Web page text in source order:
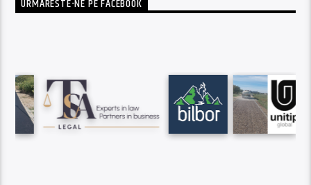
URMARESTE-NE PE FACEBOOK